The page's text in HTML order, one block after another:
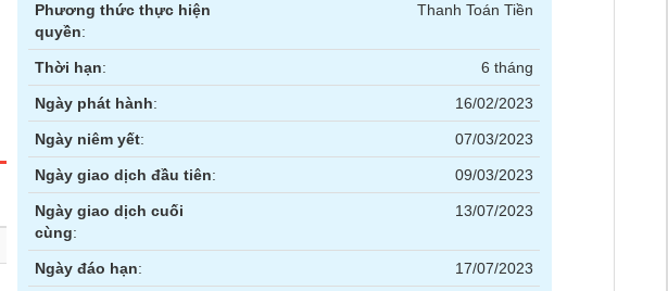
Phương thức thực hiện
quyền:
Thanh Toán Tiền
Thời hạn: 6 tháng
Ngày phát hành: 16/02/2023
Ngày niêm yết: 07/03/2023
Ngày giao dịch đầu tiên: 09/03/2023
Ngày giao dịch cuối
cùng:
13/07/2023
Ngày đáo hạn: 17/07/2023